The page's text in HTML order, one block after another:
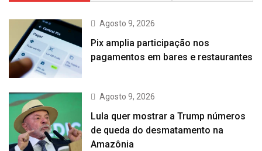
Agosto 9, 2026
Pix amplia participação nos
pagamentos em bares e restaurantes
Agosto 9, 2026
Lula quer mostrar a Trump números
de queda do desmatamento na
Amazônia